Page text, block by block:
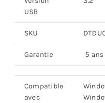
USB
SKU
Garantie 5 ans
Compatible
avec